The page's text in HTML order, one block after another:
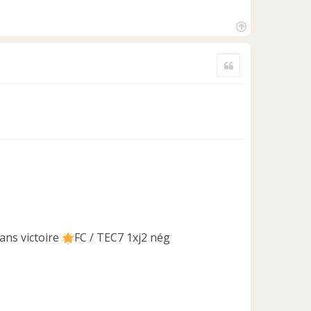
victoire
FC / TEC7 1xj2 nég